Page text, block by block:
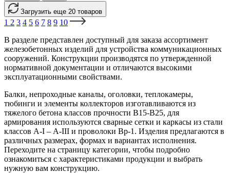
Загрузить еще 20 товаров
1 2 3 4 5 6 7 8 9 10
В разделе представлен доступный для заказа ассортимент
железобетонных изделий для устройства коммуникационных
сооружений. Конструкции производятся по утвержденной
нормативной документации и отличаются высокими
эксплуатационными свойствами.
Балки, непроходные каналы, оголовки, теплокамеры,
тюбинги и элементы коллекторов изготавливаются из
тяжелого бетона классов прочности В15-В25, для
армирования используются сварные сетки и каркасы из стали
классов А-I – А-III и проволоки Вр-1. Изделия предлагаются в
различных размерах, формах и вариантах исполнения.
Переходите на страницу категории, чтобы подробно
ознакомиться с характеристиками продукции и выбрать
нужную вам конструкцию.